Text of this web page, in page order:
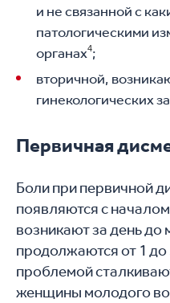
и не связанной с
патологическими
органах4;
вторичной,
гинекологических
Первичная
Боли при первичной
появляются с
возникают за день до
продолжаются от 1 до
проблемой
женщины молодого